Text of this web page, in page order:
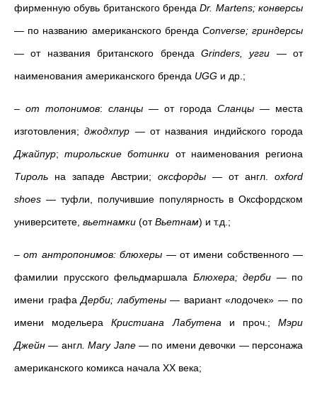
фирменную обувь британского брендаDr. Martens; конверсы
— по названию американского бренда Converse; гриндерсы
— от названия британского бренда Grinders, угги — от
наименования американского бренда UGG и др.;
– от топонимов: сланцы — от города Сланцы — места
изготовления; джодхпур — от названия индийского города
Джайпур; тирольские ботинки от наименования региона
Тироль на западе Австрии; оксфорды — от англ. oxford
shoes — туфли, получившие популярность в Оксфордском
университете, вьетнамки (отВьетнам) и т.д.;
– от антропонимов: блюхеры — от имени собственного —
фамилии прусского фельдмаршала Блюхера; дерби — по
имени графа Дерби; лабутены— вариант «лодочек» — по
имени модельераКристиана Лабутена и проч.; Мэри
Джейн— англ. Mary Jane— по имени девочки — персонажа
американского комикса начала XX века;